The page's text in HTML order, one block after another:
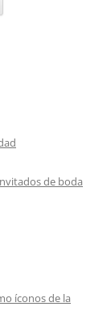
de boda
íconos de la